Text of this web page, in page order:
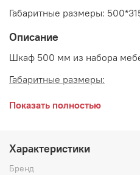
Габаритные размеры:
Описание
Шкаф 500 мм из набора
Габаритные размеры:
длина 500 мм
высота 690 мм
Возможные расцветки:
Показать полностью
Характеристики
Бренд